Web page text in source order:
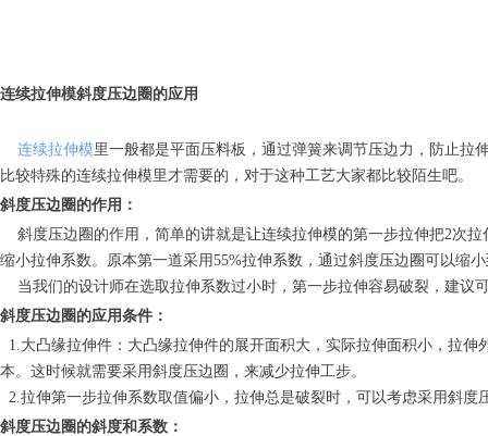
连续拉伸模斜度压边圈的应用
连续拉伸模里一般都是平面压料板，通过弹簧来调节压边力，防止拉
比较特殊的连续拉伸模里才需要的，对于这种工艺大家都比较陌生吧。
斜度压边圈的作用：
斜度压边圈的作用，简单的讲就是让连续拉伸模的第一步拉伸把2次
缩小拉伸系数。原本第一道采用55%拉伸系数，通过斜度压边圈可以缩
当我们的设计师在选取拉伸系数过小时，第一步拉伸容易破裂，建议
斜度压边圈的应用条件：
1.大凸缘拉伸件：大凸缘拉伸件的展开面积大，实际拉伸面积小，拉
本。这时候就需要采用斜度压边圈，来减少拉伸工步。
2.拉伸第一步拉伸系数取值偏小，拉伸总是破裂时，可以考虑采用斜度
斜度压边圈的斜度和系数：